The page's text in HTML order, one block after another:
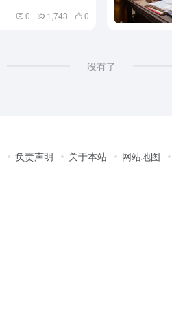
0 1,743 0
没有了
负责声明 关于本站 网站地图